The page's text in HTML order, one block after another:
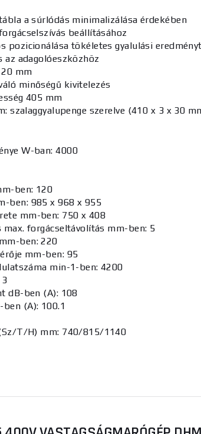
a súrlódás minimalizálása érdekében
beállításához
pozicionálása tökéletes gyalulási
az adagolóeszközhöz
mm
minőségű kivitelezés
405 mm
szalaggyalupenge szerelve (410 x 3 x 30
W-ban: 4000
ben: 120
ben: 985 x 968 x 955
mm-ben: 750 x 408
max. forgácseltávolítás mm-ben: 5
ben: 220
mm-ben: 95
min-1-ben: 4200
3
dB-ben (A): 108
(A): 100.1
T/H) mm: 740/815/1140